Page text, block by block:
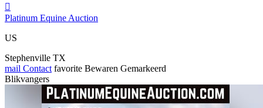

Platinum Equine Auction
US
Stephenville TX
mail Contact favorite Bewaren Gemarkeerd
Blikvangers